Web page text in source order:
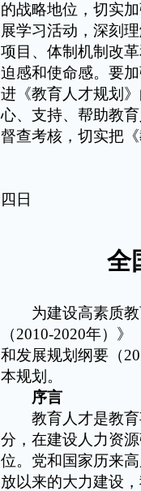
的战略地位，切实
展学习活动，深刻
项目、体制机制改
迫感和使命感。要
进《教育人才规划
心、支持、帮助教
督查考核，切实把
四日
全
为建设高素质教
（2010-2020年）
和发展规划纲要（
本规划。
序言
教育人才是教育
分，在建设人力资
位。党和国家历来
放以来的大力建设